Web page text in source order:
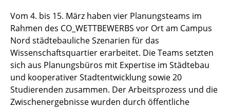
Vom 4. bis 15. März haben vier Planungsteams im
Rahmen des CO_WETTBEWERBS vor Ort am Campus
Nord städtebauliche Szenarien für das
Wissenschaftsquartier erarbeitet. Die Teams setzten
sich aus Planungsbüros mit Expertise im Städtebau
und kooperativer Stadtentwicklung sowie 20
Studierenden zusammen. Der Arbeitsprozess und die
Zwischenergebnisse wurden durch öffentliche